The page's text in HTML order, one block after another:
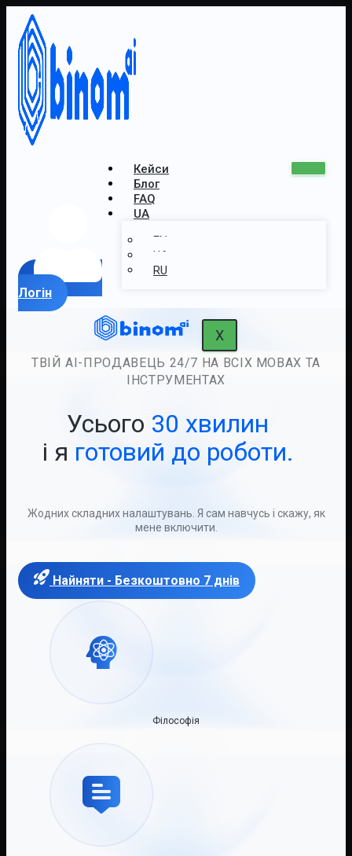
Кейси
Блог
FAQ
UA
EN
UA
RU
X
Логін
ТВІЙ AI-ПРОДАВЕЦЬ 24/7 НА ВСІХ МОВАХ ТА
ІНСТРУМЕНТАХ
Усього 30 хвилин
і я готовий до роботи.
Жодних складних налаштувань. Я сам навчусь і скажу, як
мене включити.
Найняти - Безкоштовно 7 днів
Філософія